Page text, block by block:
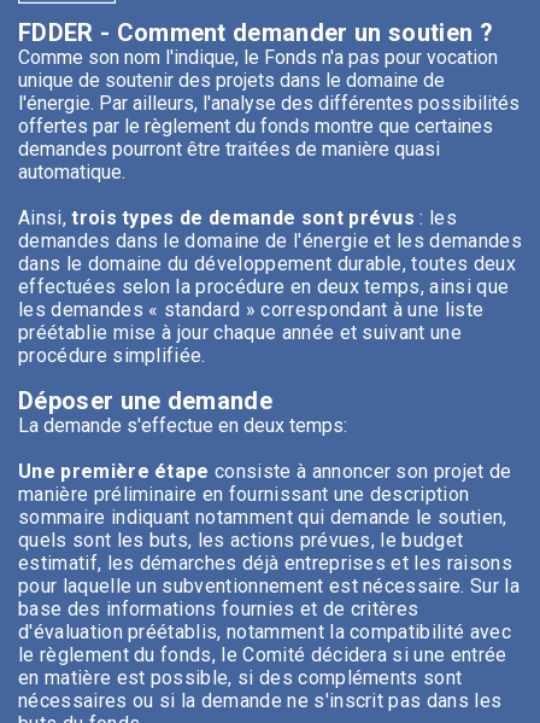
FDDER - Comment demander un soutien ?
Comme son nom l'indique, le Fonds n'a pas pour vocation
unique de soutenir des projets dans le domaine de
l'énergie. Par ailleurs, l'analyse des différentes possibilités
offertes par le règlement du fonds montre que certaines
demandes pourront être traitées de manière quasi
automatique.
Ainsi,trois types de demande sont prévus: les
demandes dans le domaine de l'énergie et les demandes
dans le domaine du développement durable, toutes deux
effectuées selon la procédure en deux temps, ainsi que
les demandes « standard » correspondant à une liste
préétablie mise à jour chaque année et suivant une
procédure simplifiée.
Déposer une demande
La demande s'effectue en deux temps:
Une première étape consiste à annoncer son projet de
manière préliminaire en fournissant une description
sommaire indiquant notamment qui demande le soutien,
quels sont les buts, les actions prévues, le budget
estimatif, les démarches déjà entreprises et les raisons
pour laquelle un subventionnement est nécessaire. Sur la
base des informations fournies et de critères
d'évaluation préétablis, notamment la compatibilité avec
le règlement du fonds, le Comité décidera si une entrée
en matière est possible, si des compléments sont
nécessaires ou si la demande ne s'inscrit pas dans les